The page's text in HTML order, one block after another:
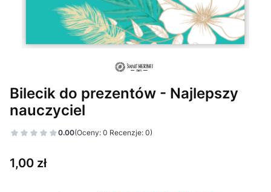
Bilecik do prezentów - Najlepszy
nauczyciel
0.00(Oceny: 0 Recenzje: 0)
Cena
1,00 zł